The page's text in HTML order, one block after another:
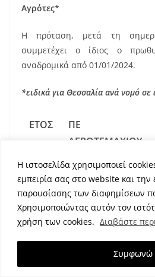
Η ιστοσελίδα χρησιμοποιεί
εμπειρία σας στο website και την
παρουσίασης των διαφημίσεων
Χρησιμοποιώντας αυτόν τον
χρήση των cookies. Διαβάστε
Συμφωνώ
Αγρότες*
Η πρόταση, μετά τη
συμμετέχει ο ίδιος ο
αναδρομικά από 01/01/2024.
*ειδικά για Θεσσαλία ανά νομό σε
ΕΤΟΣ
ΠΕ
ΑΓΡΟΤΕΜΑΧΙΟΥ
2023
ΠΕΡΙΦΕΡΕΙΑΚΗ
ΕΝΟΤΗΤΑ
ΚΑΡΔΙΤΣΑΣ
2023
ΠΕΡΙΦΕΡΕΙΑΚΗ
ΕΝΟΤΗΤΑ